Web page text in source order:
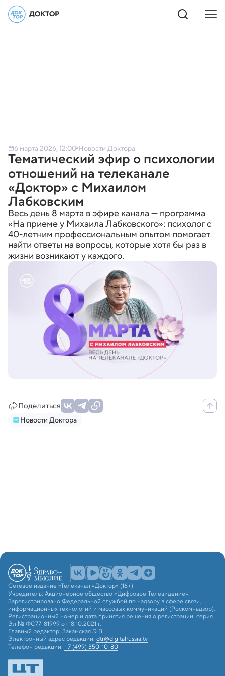
6 марта 2026, 12:00 Новости Доктора
Тематический эфир о психологии
отношений на телеканале
«Доктор» с Михаилом
Лабковским
Весь день 8 марта в эфире канала — программа
«На приеме у Михаила Лабковского»: психолог с
40-летним профессиональным опытом помогает
найти ответы на вопросы, которые хотя бы раз в
жизни возникают у каждого.
Поделиться
Новости Доктора
Сетевое издание «Телеканал «Доктор» (16+)
Учредитель: Акционерное общество «Цифровое Телевидение».
Зарегистрировано Федеральной службой по надзору в сфере связи,
информационных технологий и массовых коммуникаций (Роскомнадзор).
Регистрационный номер и дата принятия решения о регистрации: серия
Эл № ФС77-81999 от 18.10.2021 г.
Главный редактор: Закамская Э.В.
Электронный адрес редакции: dtr@digitalrussia.tv
Телефон редакции: +7 (499) 350-10-80